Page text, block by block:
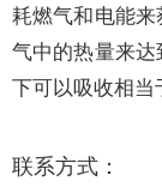
耗燃气和电能
气中的热量来
下可以吸收相当
联系方式：